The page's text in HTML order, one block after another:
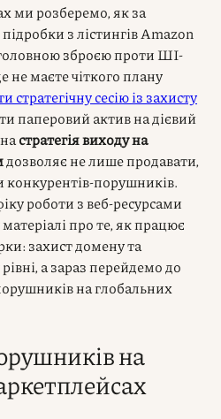
ми розберемо, як за
з лістингів Amazon
зброєю проти ШІ-
маєте чіткого плану
стратегічну сесію із захисту
паперовий актив на дієвий
стратегія виходу на
дозволяє не лише продавати,
конкурентів-порушників.
роботи з веб-ресурсами
про те, як працює
захист домену та
а зараз перейдемо до
на глобальних
на